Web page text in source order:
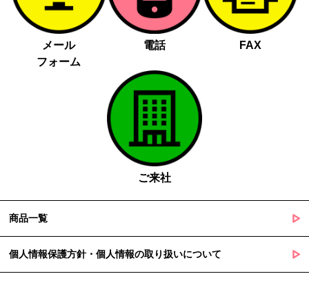
法令に基づく場合
人の生命、身体又は財産の保護にために必要がある場合であっ
て、本人の同意を得る事が困難であるとき
公衆衛生の向上又は児童の健全な育成の推進のために特に必要
がある場合であって、本人の同意を得る事が困難であるとき
国の機関若しくは地方公共団体又はその委託を受けた者が法令
の定める事務を遂行することに対して協力する必要がある場合
であって、本人の同意を得ることによって当該事務の遂行に支
障を及ぼすおそれがあるとき
当社は個人情報の取扱業務の全部または一部を外部に業務委託する
その際、弊社は、個人情報を適切に保護できる管理体制を敷き実行
していることを条件として委託先を厳選したうえで、機密保持契約
を委託先と締結し、お客様の個人情報を厳密に管理させます。
メール
フォーム
電話 FAX
ご来社
商品一覧
個人情報保護方針・個人情報の取り扱いについて